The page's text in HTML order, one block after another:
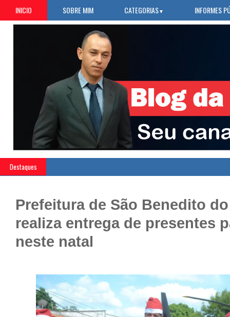
INICIO SOBRE MIM CATEGORIAS▼ INFORMES
Destaques
Prefeitura de São Benedito
realiza entrega de presentes
neste natal